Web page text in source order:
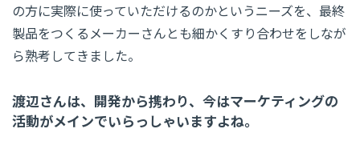
の方に実際に使っていただけるのかというニーズを、最終
製品をつくるメーカーさんとも細かくすり合わせをしなが
ら熟考してきました。
渡辺さんは、開発から携わり、今はマーケティングの
活動がメインでいらっしゃいますよね。